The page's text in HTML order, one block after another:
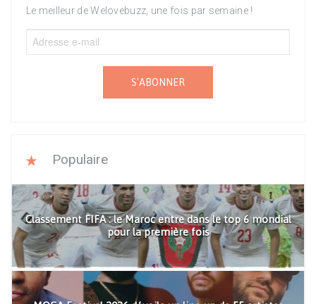
Le meilleur de Welovebuzz, une fois par semaine !
S'ABONNER
Populaire
Classement FIFA : le Maroc entre dans le top 6 mondial
pour la première fois